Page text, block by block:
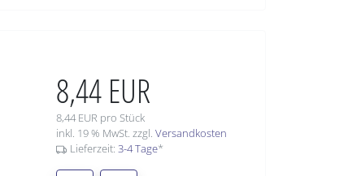
8,44 EUR
8,44 EUR pro Stück
inkl. 19 % MwSt. zzgl. Versandkosten
Lieferzeit: 3-4 Tage*